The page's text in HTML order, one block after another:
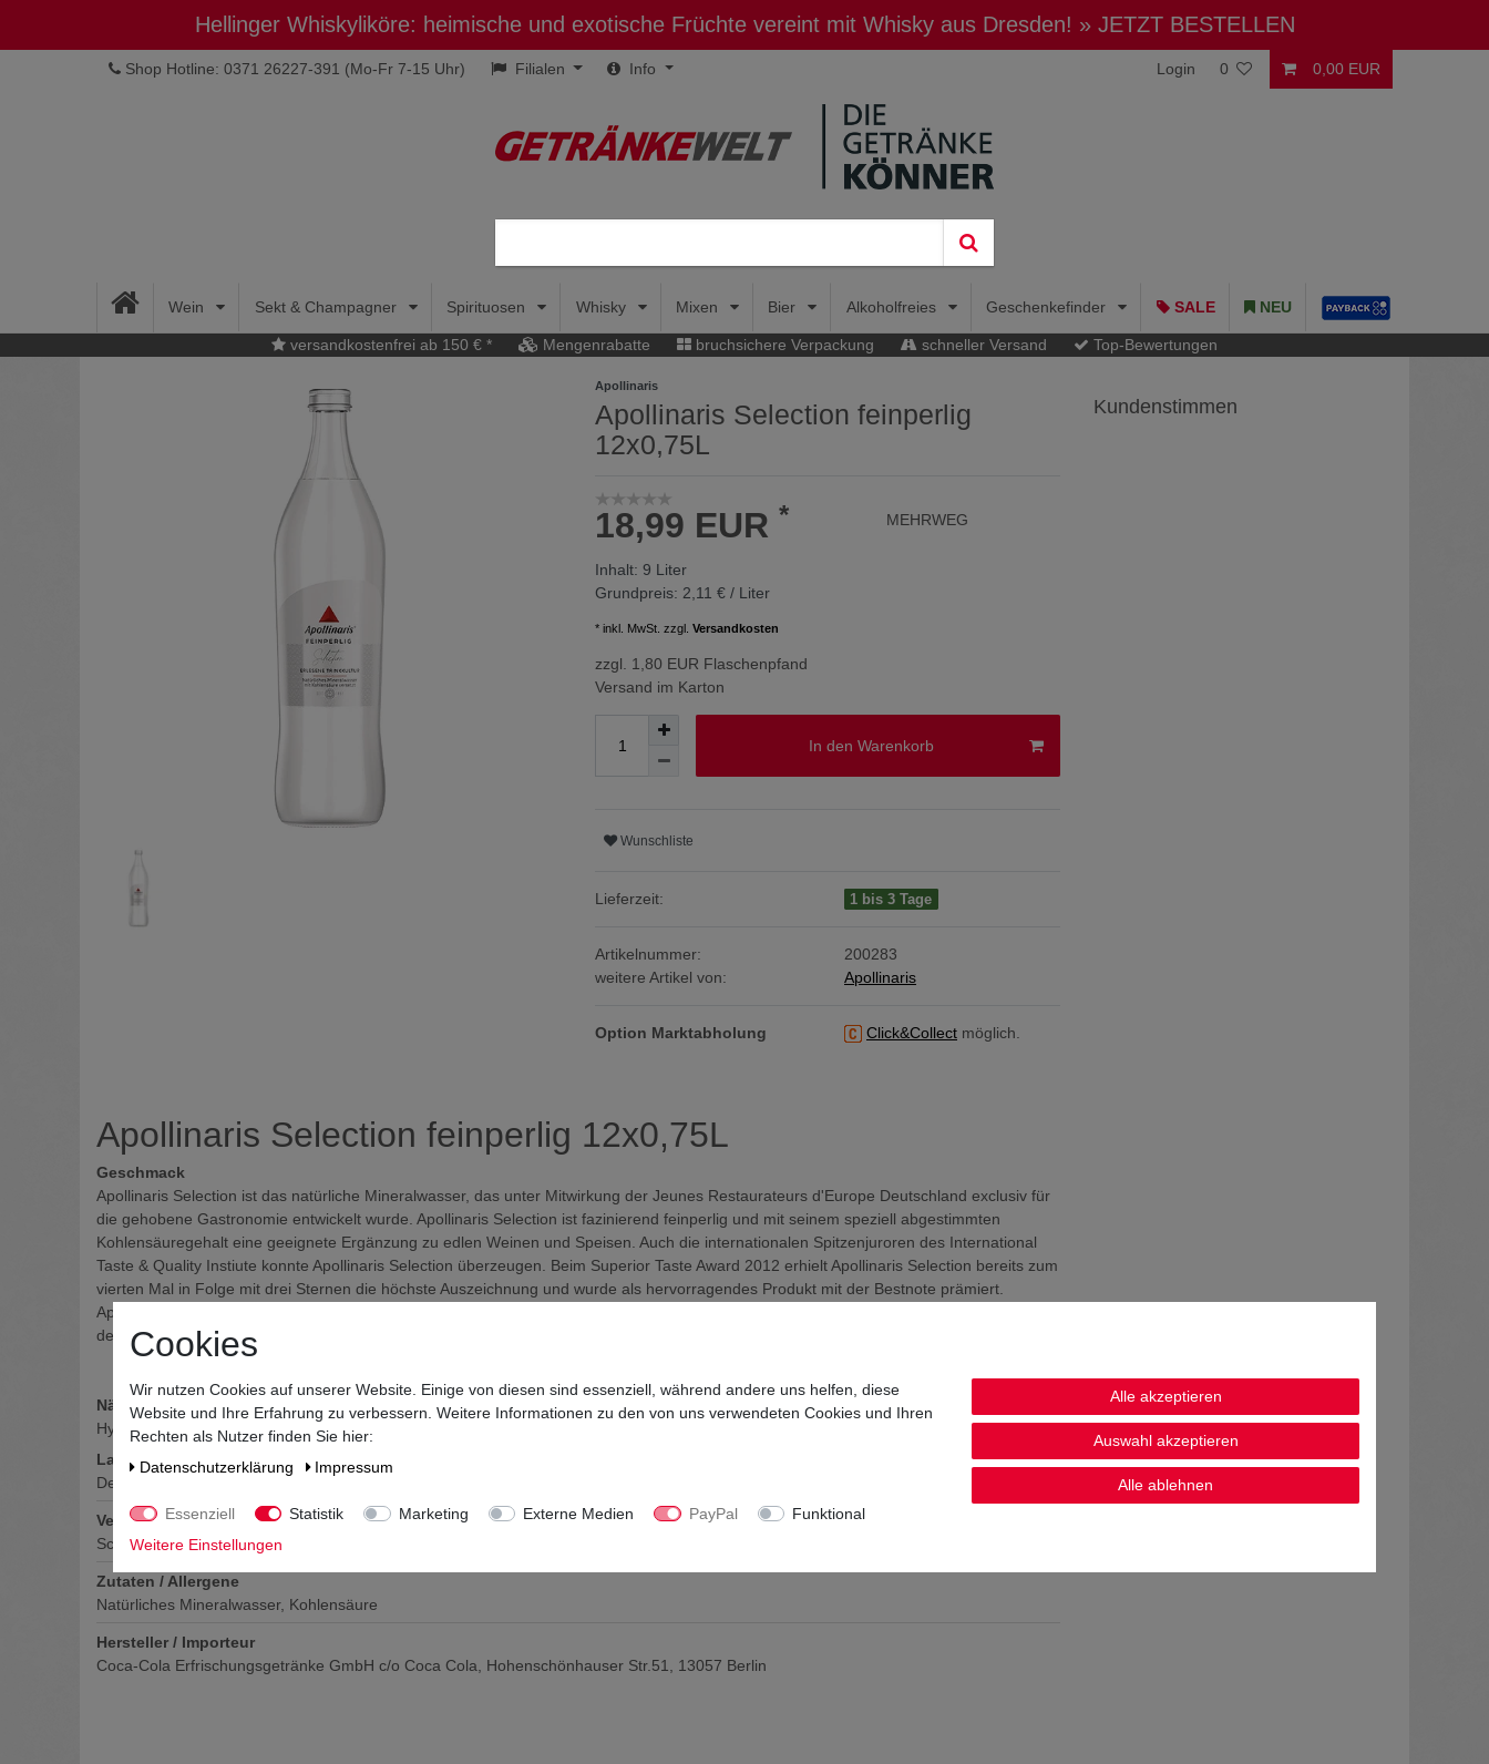
Hellinger Whiskyliköre: heimische und exotische Früchte vereint mit Whisky aus Dresden! » JETZT BESTELLEN
Shop Hotline: 0371 26227-391 (Mo-Fr 7-15 Uhr) Filialen Info Login 0 0,00 EUR
Wein Sekt & Champagner Spirituosen Whisky Mixen Bier Alkoholfreies Geschenkefinder SALE NEU
versandkostenfrei ab 150 € * Mengenrabatte bruchsichere Verpackung schneller Versand Top-Bewertungen
Apollinaris
Apollinaris Selection feinperlig
12x0,75L
18,99 EUR *
Inhalt: 9 Liter
Grundpreis: 2,11 € / Liter
MEHRWEG
* inkl. MwSt. zzgl. Versandkosten
zzgl. 1,80 EUR Flaschenpfand
Versand im Karton
In den Warenkorb
Wunschliste
Lieferzeit: 1 bis 3 Tage
Artikelnummer:
200283
weitere Artikel von:
Apollinaris
Option Marktabholung Click&Collect möglich.
Apollinaris Selection feinperlig 12x0,75L
Geschmack
Apollinaris Selection ist das natürliche Mineralwasser, das unter Mitwirkung der Jeunes Restaurateurs d'Europe Deutschland exclusiv für
die gehobene Gastronomie entwickelt wurde. Apollinaris Selection ist fazinierend feinperlig und mit seinem speziell abgestimmten
Kohlensäuregehalt eine geeignete Ergänzung zu edlen Weinen und Speisen. Auch die internationalen Spitzenjuroren des International
Taste & Quality Instiute konnte Apollinaris Selection überzeugen. Beim Superior Taste Award 2012 erhielt Apollinaris Selection bereits zum
vierten Mal in Folge mit drei Sternen die höchste Auszeichnung und wurde als hervorragendes Produkt mit der Bestnote prämiert.
Apollinaris Selection wird ausschließlich in der bereits mehrfach ausgezeichneten Designflasche abgefüllt und wird somit auch optisch
den hohen Ansprüchen der Top-Gastronomie- und Hotellerie gerecht.
Nährwertbeschreibung
Hydrogencarbonat: 1,80 g/l, Natrium: 0,47 g/l, Chlorid: 0,13 g/l, Magnesium: 0,12 g/l, Sulfat: 0,10 g/l, Calcium: 0,09 g/l, Kalium: 0,03 g/l
Land
Deutschland
Verschluss
Schraubverschluss
Zutaten / Allergene
Natürliches Mineralwasser, Kohlensäure
Hersteller / Importeur
Coca-Cola Erfrischungsgetränke GmbH c/o Coca Cola, Hohenschönhauser Str.51, 13057 Berlin
Kundenstimmen
Cookies
Wir nutzen Cookies auf unserer Website. Einige von diesen sind essenziell, während andere uns helfen, diese
Website und Ihre Erfahrung zu verbessern. Weitere Informationen zu den von uns verwendeten Cookies und Ihren
Rechten als Nutzer finden Sie hier:
Daten­schutz­erklärung
Impressum
Essenziell Statistik Marketing Externe Medien PayPal
Funktional
Weitere Einstellungen
Alle akzeptieren
Auswahl akzeptieren
Alle ablehnen